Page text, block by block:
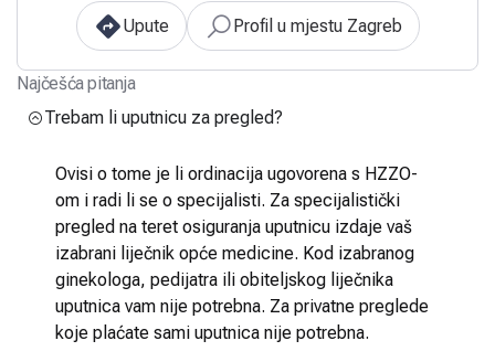
Upute
Profil u mjestu Zagreb
Najčešća pitanja
Trebam li uputnicu za pregled?
Ovisi o tome je li ordinacija ugovorena s HZZO-
om i radi li se o specijalisti. Za specijalistički
pregled na teret osiguranja uputnicu izdaje vaš
izabrani liječnik opće medicine. Kod izabranog
ginekologa, pedijatra ili obiteljskog liječnika
uputnica vam nije potrebna. Za privatne preglede
koje plaćate sami uputnica nije potrebna.